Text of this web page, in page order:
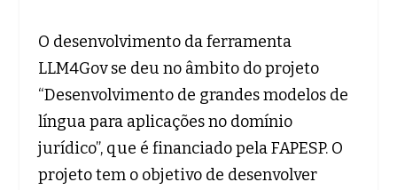
O desenvolvimento da ferramenta
LLM4Gov se deu no âmbito do projeto
“Desenvolvimento de grandes modelos de
língua para aplicações no domínio
jurídico”, que é financiado pela FAPESP. O
projeto tem o objetivo de desenvolver